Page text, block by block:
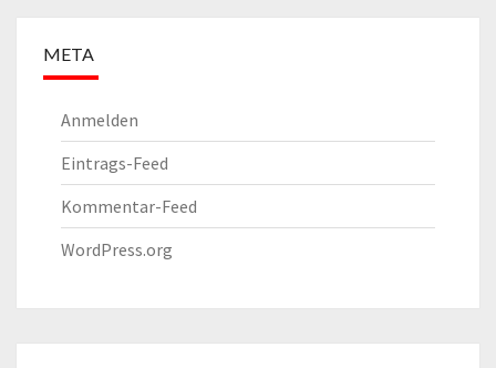
META
Anmelden
Eintrags-Feed
Kommentar-Feed
WordPress.org